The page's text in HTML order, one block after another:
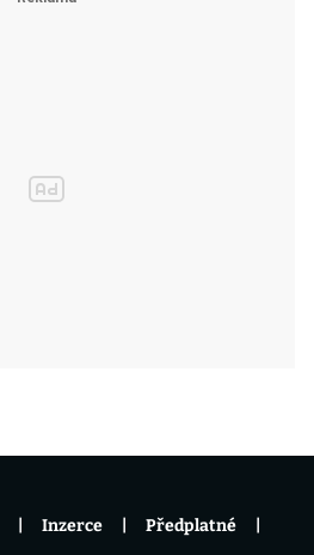
Inzerce Předplatné